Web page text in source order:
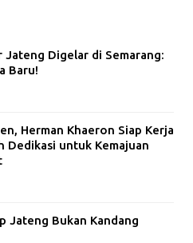
Jateng Digelar di Semarang:
Baru!
Herman Khaeron Siap Kerja
Dedikasi untuk Kemajuan
Jateng Bukan Kandang